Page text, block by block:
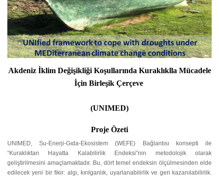
Akdeniz İklim Değişikliği Koşullarında Kuraklıklla Mücadele
İçin Birleşik Çerçeve
(UNIMED)
Proje Özeti
UNIMED, Su-Enerji-Gıda-Ekosistem (WEFE) Bağlantısı konsepti ile
“Kuraklıktan Hayatta Kalabilirlik Endeksi”nin metodolojik olarak
geliştirilmesini amaçlamaktadır. Bu, dört temel endeksin ölçülmesinden elde
edilecek yeni bir fikir: algı, kırılganlık, uyarlanabilirlik ve geri kazanılabilirlik.